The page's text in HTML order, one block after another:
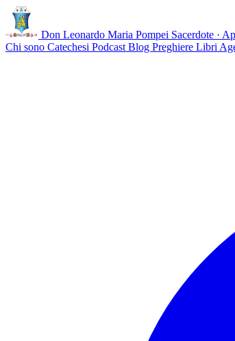
Don Leonardo Maria Pompei Sacerdote ·
Chi sono Catechesi Podcast Blog Preghiere Libri